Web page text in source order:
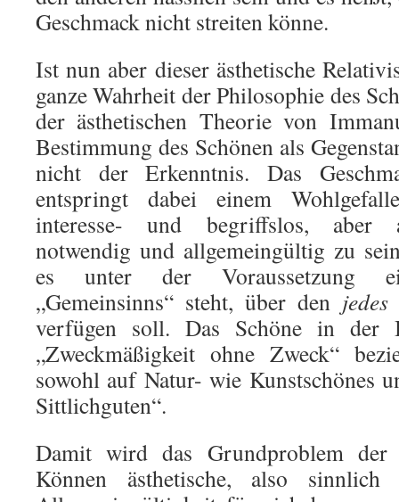
Geschmack nicht streiten könne.
Ist nun aber dieser ästhetische
ganze Wahrheit der Philosophie des
der ästhetischen Theorie von
Bestimmung des Schönen als
nicht der Erkenntnis. Das
entspringt dabei einem
interesse- und begriffslos, aber
notwendig und allgemeingültig zu
es unter der Voraussetzung
„Gemeinsinns“ steht, über den jedes
verfügen soll. Das Schöne in der
„Zweckmäßigkeit ohne Zweck“
sowohl auf Natur- wie Kunstschönes
Sittlichguten“.
Damit wird das Grundproblem der
Können ästhetische, also